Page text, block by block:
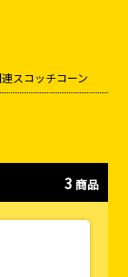
スコッチコーン
3 商品